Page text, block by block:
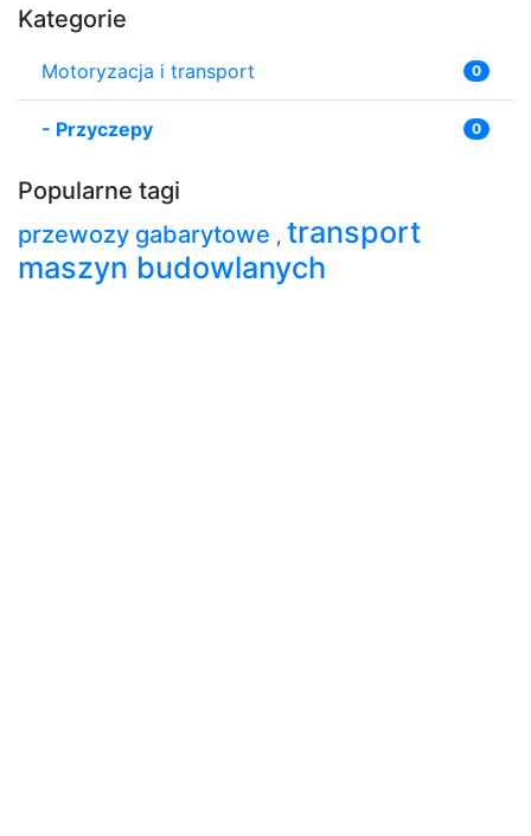
Kategorie
Motoryzacja i transport 0
- Przyczepy 0
Popularne tagi
przewozy gabarytowe , transport
maszyn budowlanych